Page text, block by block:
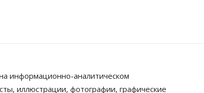
информационно-аналитическом
иллюстрации, фотографии, графические